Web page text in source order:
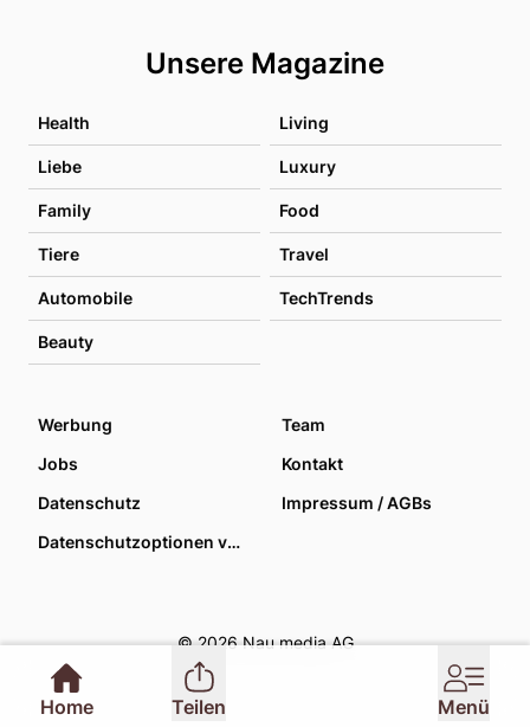
Unsere Magazine
Health Living
Liebe Luxury
Family Food
Tiere Travel
Automobile TechTrends
Beauty
Werbung
Team
Jobs
Kontakt
Datenschutz
Impressum / AGBs
Datenschutzoptionen verwalten
© 2026 Nau media AG
Home Teilen Menü